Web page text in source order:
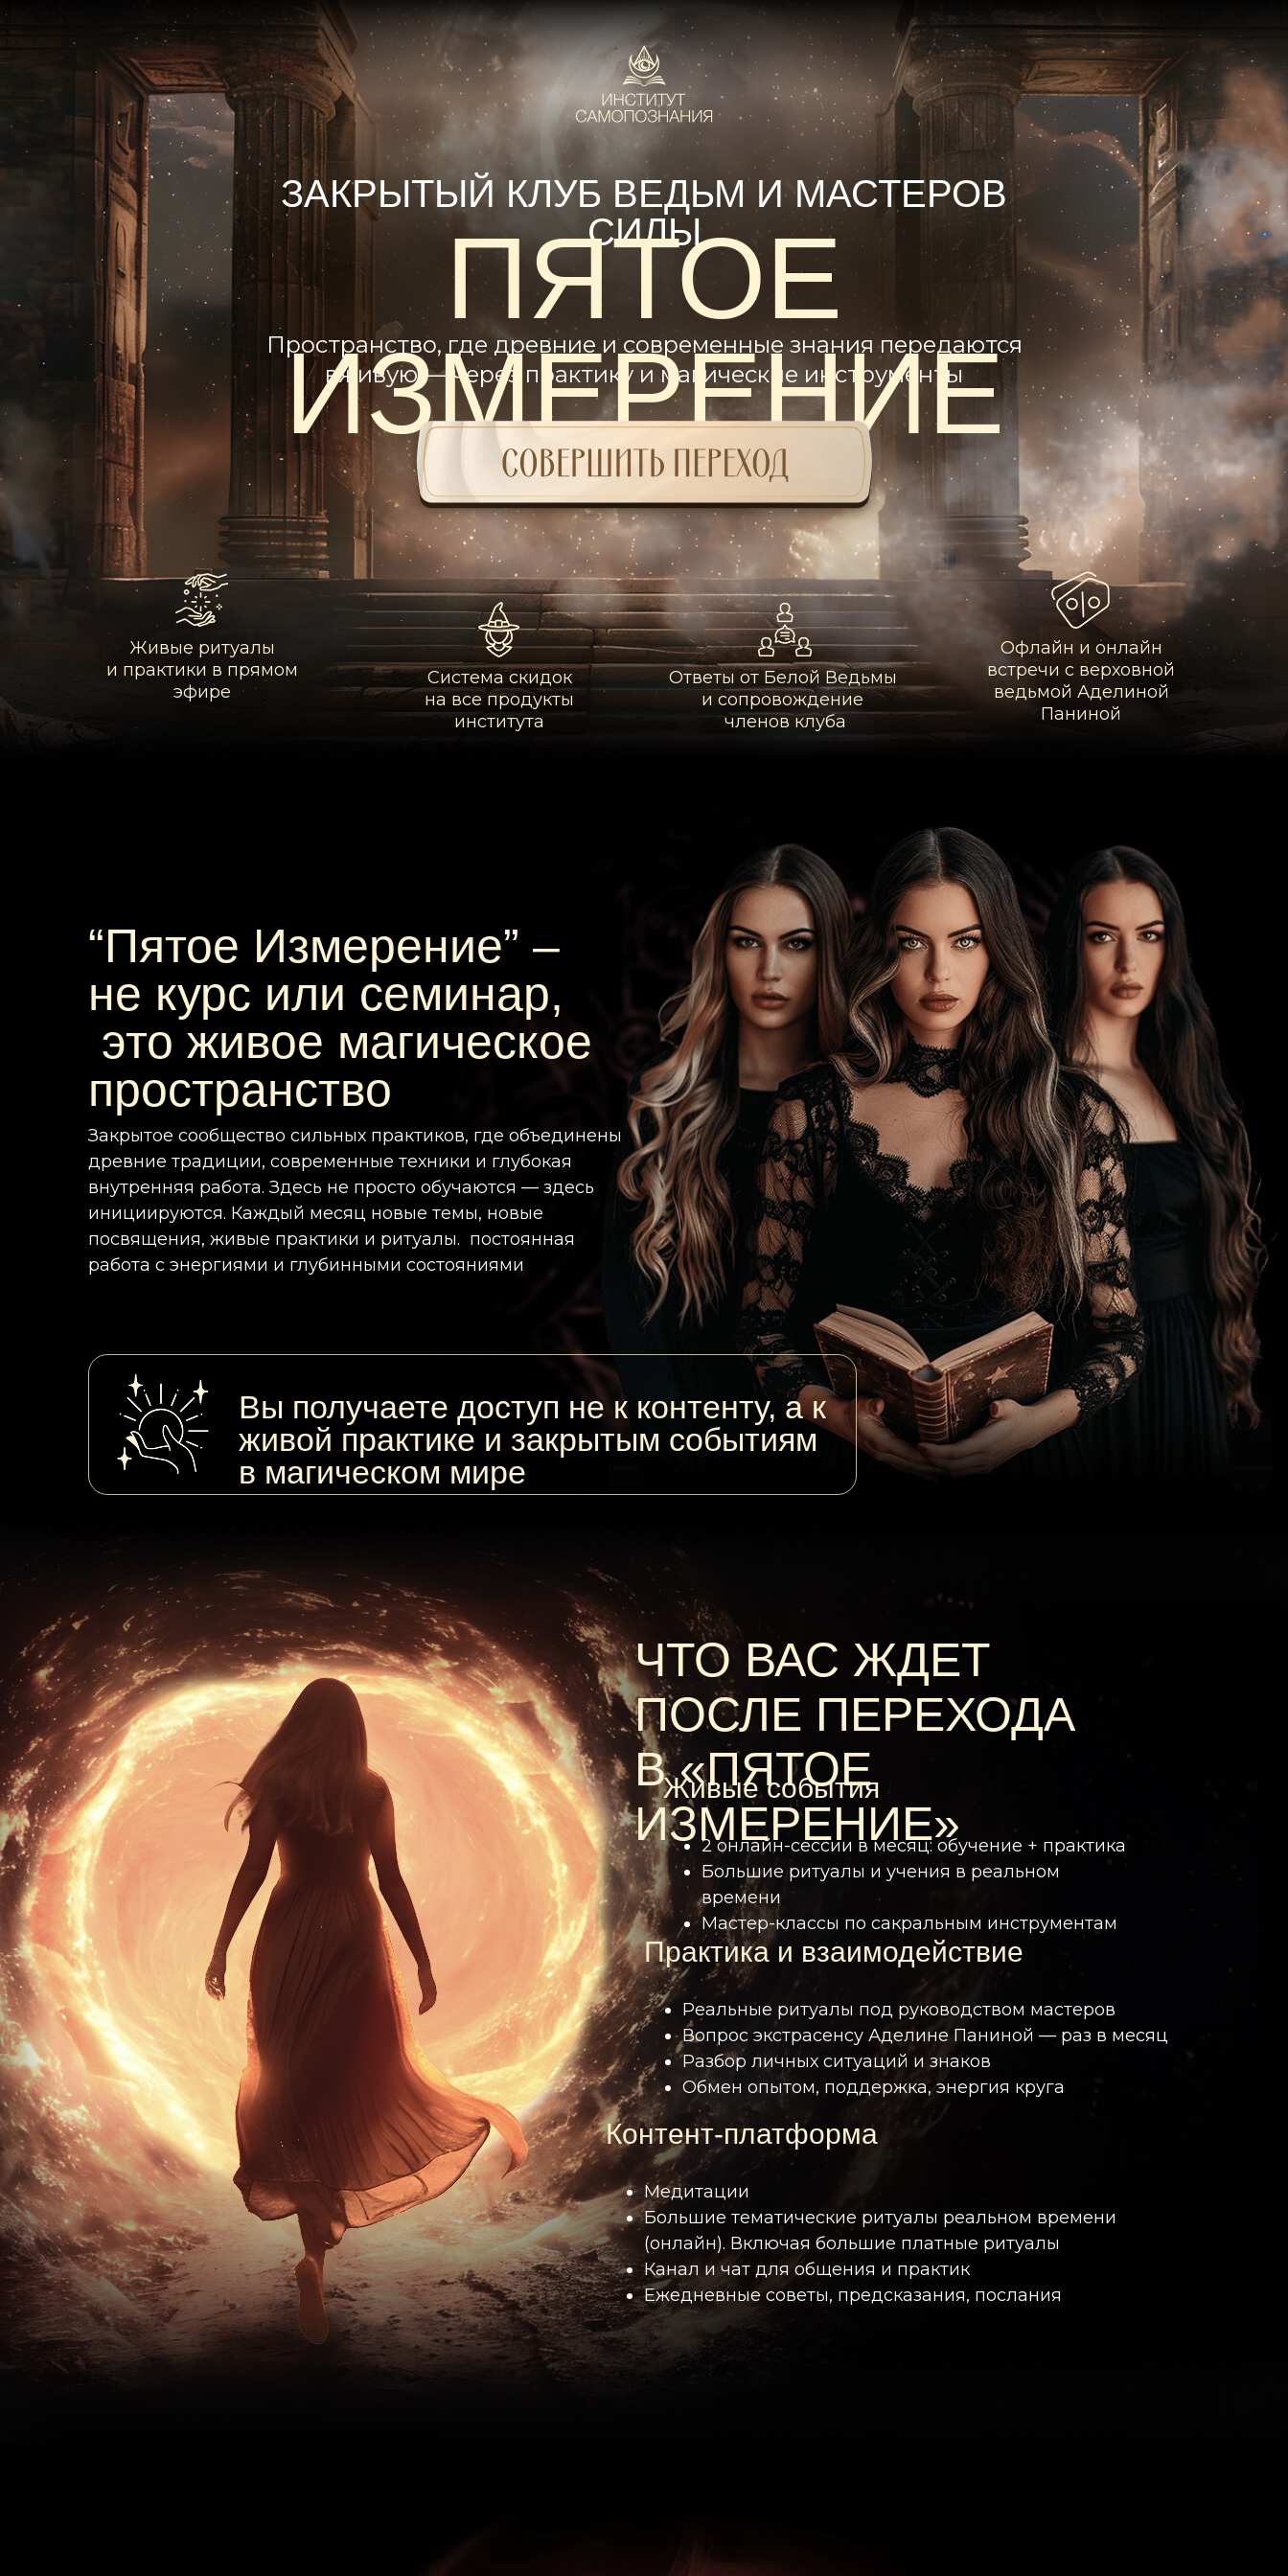
Пространство, где древние и современные знания передаются
вживую — через практику и магические инструменты
ЗАКРЫТЫЙ КЛУБ ВЕДЬМ И МАСТЕРОВ
СИЛЫ
ПЯТОЕ
ИЗМЕРЕНИЕ
Система скидок
на все продукты
института
Ответы от Белой Ведьмы
и сопровождение
членов клуба
Офлайн и онлайн
встречи с верховной
ведьмой Аделиной
Паниной
Живые ритуалы
и практики в прямом
эфире
Вы получаете доступ не к контенту, а к
живой практике и закрытым событиям
в магическом мире
“Пятое Измерение” –
не курс или семинар,
это живое магическое
пространство
Закрытое сообщество сильных практиков, где объединены
древние традиции, современные техники и глубокая
внутренняя работа. Здесь не просто обучаются — здесь
инициируются. Каждый месяц новые темы, новые
посвящения, живые практики и ритуалы. постоянная
работа с энергиями и глубинными состояниями
Контент-платформа
ЧТО ВАС ЖДЕТ
ПОСЛЕ ПЕРЕХОДА
В «ПЯТОЕ
ИЗМЕРЕНИЕ»
Медитации
Большие тематические ритуалы реальном времени
(онлайн). Включая большие платные ритуалы
Канал и чат для общения и практик
Ежедневные советы, предсказания, послания
Практика и взаимодействие
Реальные ритуалы под руководством мастеров
Вопрос экстрасенсу Аделине Паниной — раз в месяц
Разбор личных ситуаций и знаков
Обмен опытом, поддержка, энергия круга
Живые события
2 онлайн-сессии в месяц: обучение + практика
Большие ритуалы и учения в реальном
времени
Мастер-классы по сакральным инструментам